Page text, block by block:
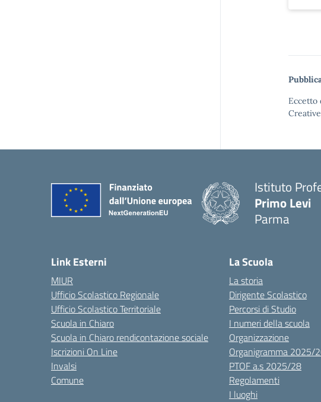
Eccetto
Istituto
Primo Levi
Parma
Link Esterni
MIUR
Ufficio Scolastico Regionale
Ufficio Scolastico Territoriale
Scuola in Chiaro
Scuola in Chiaro rendicontazione sociale
Iscrizioni On Line
Invalsi
Comune
La Scuola
La storia
Dirigente Scolastico
Percorsi di Studio
I numeri della scuola
Organizzazione
Organigramma 2025/
PTOF a.s 2025/28
Regolamenti
I luoghi